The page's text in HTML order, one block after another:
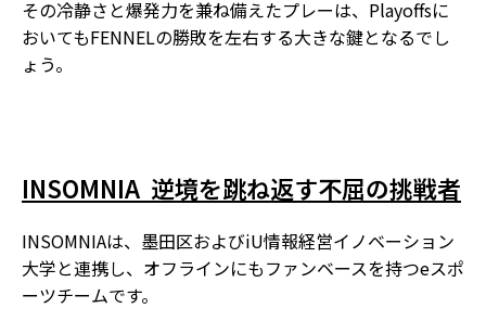
その冷静さと爆発力を兼ね備えたプレーは、Playoffsに
おいてもFENNELの勝敗を左右する大きな鍵となるでし
ょう。
INSOMNIA ―― 逆境を跳ね返す不屈の挑戦者
INSOMNIAは、墨田区およびiU情報経営イノベーション
大学と連携し、オフラインにもファンベースを持つeスポ
ーツチームです。